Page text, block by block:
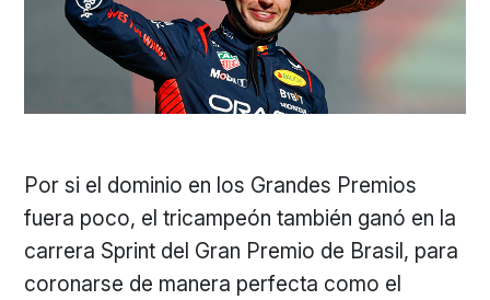
Por si el dominio en los Grandes Premios
fuera poco, el tricampeón también ganó en la
carrera Sprint del Gran Premio de Brasil, para
coronarse de manera perfecta como el